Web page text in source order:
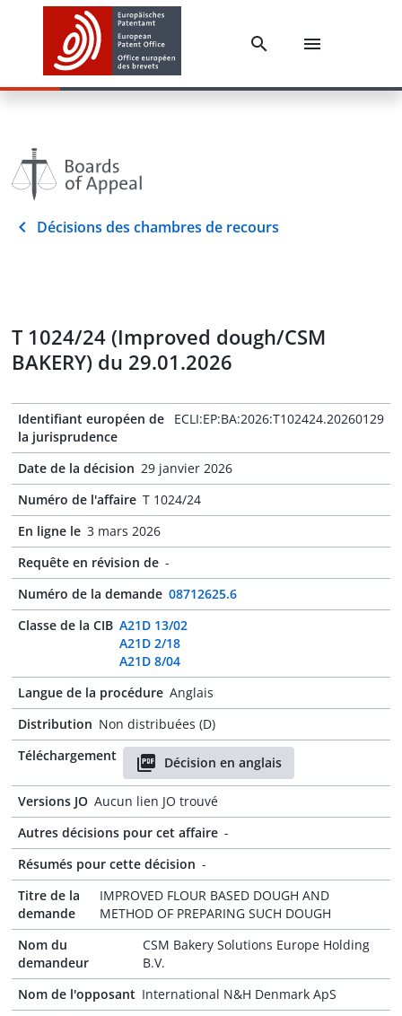
Décisions des chambres de recours
T 1024/24 (Improved dough/CSM
BAKERY) du 29.01.2026
Identifiant européen de
la jurisprudence
ECLI:EP:BA:2026:T102424.20260129
Date de la décision 29 janvier 2026
Numéro de l'affaire T 1024/24
En ligne le 3 mars 2026
Requête en révision de -
Numéro de la demande 08712625.6
Classe de la CIB A21D 13/02
A21D 2/18
A21D 8/04
Langue de la procédure Anglais
Distribution Non distribuées (D)
Téléchargement
Décision en anglais
Versions JO Aucun lien JO trouvé
Autres décisions pour cet affaire -
Résumés pour cette décision -
Titre de la
demande
IMPROVED FLOUR BASED DOUGH AND
METHOD OF PREPARING SUCH DOUGH
Nom du
demandeur
CSM Bakery Solutions Europe Holding
B.V.
Nom de l'opposant International N&H Denmark ApS